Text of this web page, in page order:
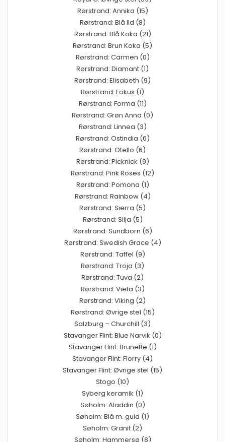
Rørstrand: Annika (15)
Rørstrand: Blå Ild (8)
Rørstrand: Blå Koka (21)
Rørstrand: Brun Koka (5)
Rørstrand: Carmen (0)
Rørstrand: Diamant (1)
Rørstrand: Elisabeth (9)
Rørstrand: Fokus (1)
Rørstrand: Forma (11)
Rørstrand: Grøn Anna (0)
Rørstrand: Linnea (3)
Rørstrand: Ostindia (6)
Rørstrand: Otello (6)
Rørstrand: Picknick (9)
Rørstrand: Pink Roses (12)
Rørstrand: Pomona (1)
Rørstrand: Rainbow (4)
Rørstrand: Sierra (5)
Rørstrand: Silja (5)
Rørstrand: Sundborn (6)
Rørstrand: Swedish Grace (4)
Rørstrand: Taffel (9)
Rørstrand: Troja (3)
Rørstrand: Tuva (2)
Rørstrand: Vieta (3)
Rørstrand: Viking (2)
Rørstrand: Øvrige stel (15)
Salzburg – Churchill (3)
Stavanger Flint: Blue Narvik (0)
Stavanger Flint: Brunette (1)
Stavanger Flint: Florry (4)
Stavanger Flint: Øvrige stel (15)
Stogo (10)
Syberg keramik (1)
Søholm: Aladdin (0)
Søholm: Blå m. guld (1)
Søholm: Granit (2)
Søholm: Hammersø (8)